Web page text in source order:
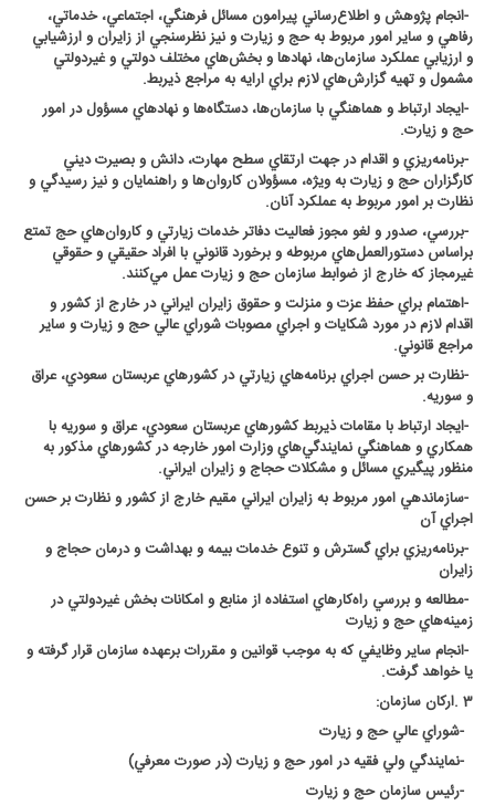
-انجام پژوهش و اطلاع‌رساني پيرامون مسائل فرهنگي، اجتماعي، خدماتي،
رفاهي و ساير امور مربوط به حج و زيارت و نيز نظرسنجي از زايران و ارزشيابي
و ارزيابي عملكرد سازمان‌ها، نهادها و بخش‌هاي مختلف دولتي و غيردولتي
مشمول و تهيه گزارش‌هاي لازم براي ارايه به مراجع ذيربط.
-ايجاد ارتباط و هماهنگي با سازمان‌ها، دستگاه‌ها و نهادهاي مسؤول در امور
حج و زيارت.
-برنامه‌ريزي و اقدام در جهت ارتقاي سطح مهارت، دانش و بصيرت ديني
كارگزاران حج و زيارت به ويژه، مسؤولان كاروان‌ها و راهنمايان و نيز رسيدگي و
نظارت بر امور مربوط به عملكرد آنان.
-بررسي، صدور و لغو مجوز فعاليت دفاتر خدمات زيارتي و كاروان‌هاي حج تمتع
براساس دستورالعمل‌هاي مربوطه و برخورد قانوني با افراد حقيقي و حقوقي
غيرمجاز كه خارج از ضوابط سازمان حج و زيارت عمل مي‌كنند.
-اهتمام براي حفظ عزت و منزلت و حقوق زايران ايراني در خارج از كشور و
اقدام لازم در مورد شكايات و اجراي مصوبات شوراي عالي حج و زيارت و ساير
مراجع قانوني.
-نظارت بر حسن اجراي برنامه‌هاي زيارتي در كشورهاي عربستان سعودي، عراق
و سوريه.
-ايجاد ارتباط با مقامات ذيربط كشورهاي عربستان سعودي، عراق و سوريه با
همكاري و هماهنگي نمايندگي‌هاي وزارت امور خارجه در كشورهاي مذكور به
منظور پيگيري مسائل و مشكلات حجاج و زايران ايراني.
-سازماندهي امور مربوط به زايران ايراني مقيم خارج از كشور و نظارت بر حسن
اجراي آن
-برنامه‌ريزي براي گسترش و تنوع خدمات بيمه و بهداشت و درمان حجاج و
زايران
-مطالعه و بررسي راه‌كارهاي استفاده از منابع و امكانات بخش غيردولتي در
زمينه‌هاي حج و زيارت
-انجام ساير وظايفي كه به موجب قوانين و مقررات برعهده سازمان قرار گرفته و
يا خواهد گرفت.
3
.اركان سازمان:
-شوراي عالي حج و زيارت
-نمايندگي ولي فقيه در امور حج و زيارت (در صورت معرفي)
-رئيس سازمان حج و زيارت